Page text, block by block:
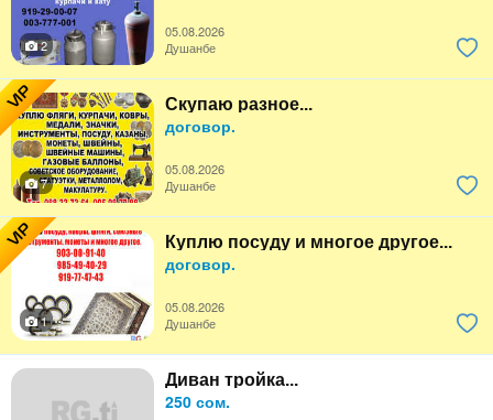
05.08.2026
2
Душанбе
VIP Скупаю разное...
договор.
05.08.2026
7
Душанбе
VIP Куплю посуду и многое другое...
договор.
05.08.2026
1
Душанбе
Диван тройка...
250 сом.